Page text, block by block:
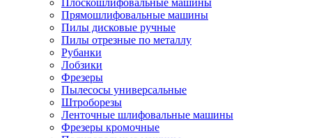
Плоскошлифовальные машины
Прямошлифовальные машины
Пилы дисковые ручные
Пилы отрезные по металлу
Рубанки
Лобзики
Фрезеры
Пылесосы универсальные
Штроборезы
Ленточные шлифовальные машины
Фрезеры кромочные